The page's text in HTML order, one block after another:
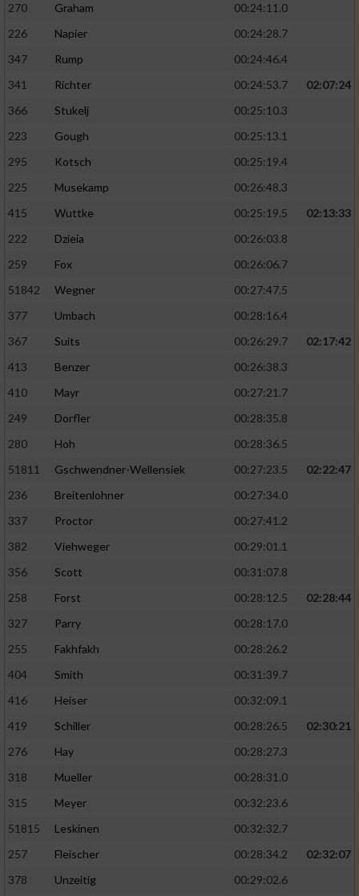
270
Graham
00:24:11.0
226
Napier
00:24:28.7
347
Rump
00:24:46.4
341
Richter 00:24:53.7
02:07:24
366
Stukelj
00:25:10.3
223
Gough
00:25:13.1
295
Kotsch
00:25:19.4
225
Musekamp
00:26:48.3
415
Wuttke 00:25:19.5
02:13:33
222
Dzieia
00:26:03.8
259
Fox
00:26:06.7
51842
Wegner
00:27:47.5
377
Umbach
00:28:16.4
367
Suits 00:26:29.7
02:17:42
413
Benzer
00:26:38.3
410
Mayr
00:27:21.7
249
Dorfler
00:28:35.8
280
Hoh
00:28:36.5
51811
Gschwendner-Wellensiek 00:27:23.5
02:22:47
236
Breitenlohner
00:27:34.0
337
Proctor
00:27:41.2
382
Viehweger
00:29:01.1
356
Scott
00:31:07.8
258
Forst 00:28:12.5
02:28:44
327
Parry
00:28:17.0
255
Fakhfakh
00:28:26.2
404
Smith
00:31:39.7
416
Heiser
00:32:09.1
419
Schiller 00:28:26.5
02:30:21
276
Hay
00:28:27.3
318
Mueller
00:28:31.0
315
Meyer
00:32:23.6
51815
Leskinen
00:32:32.7
257
Fleischer 00:28:34.2
02:32:07
378
Unzeitig 00:29:02.6